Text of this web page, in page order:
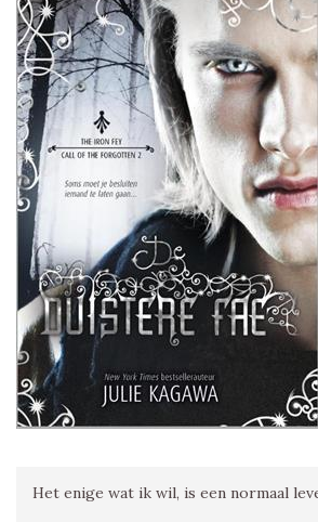
Het enige wat ik wil, is een normaal